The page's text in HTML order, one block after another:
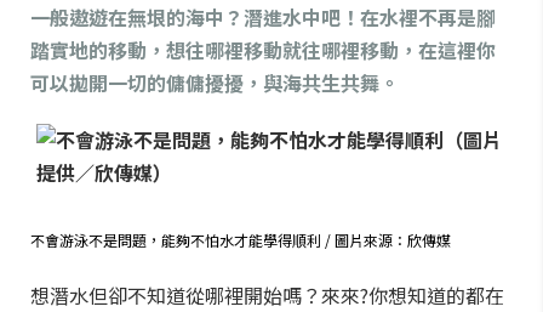
一般遨遊在無垠的海中？潛進水中吧！在水裡不再是腳
踏實地的移動，想往哪裡移動就往哪裡移動，在這裡你
可以拋開一切的傭傭擾擾，與海共生共舞。
不會游泳不是問題，能夠不怕水才能學得順利 / 圖片來源：欣傳媒
想潛水但卻不知道從哪裡開始嗎？來來?你想知道的都在